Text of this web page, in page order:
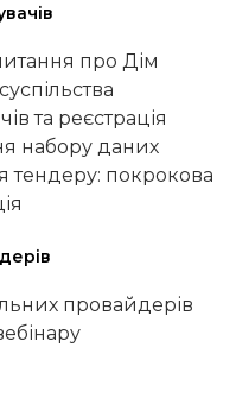
про Дім
та реєстрація
набору даних
тендеру: покрокова
провайдерів